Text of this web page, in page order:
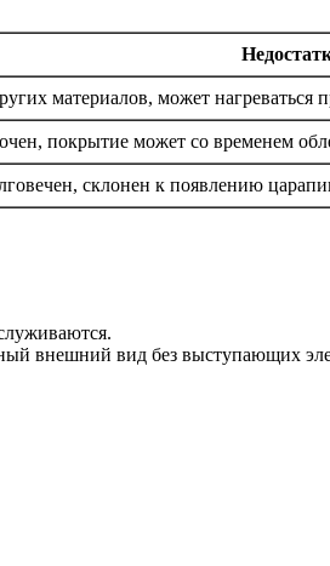
материалов, может
покрытие может со временем
склонен к появлению
внешний вид без выступающих